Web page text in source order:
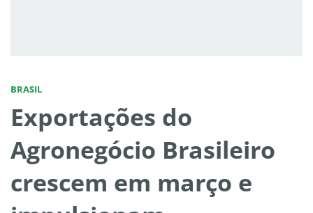
BRASIL
Exportações do
Agronegócio Brasileiro
crescem em março e